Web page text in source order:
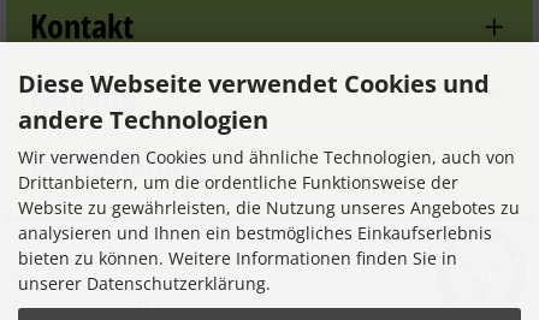
Kontakt
Zahlung
Zertifizierung
Diese Webseite verwendet Cookies und
andere Technologien
Wir verwenden Cookies und ähnliche Technologien, auch von
Drittanbietern, um die ordentliche Funktionsweise der
Website zu gewährleisten, die Nutzung unseres Angebotes zu
analysieren und Ihnen ein bestmögliches Einkaufserlebnis
bieten zu können. Weitere Informationen finden Sie in
unserer Datenschutzerklärung.